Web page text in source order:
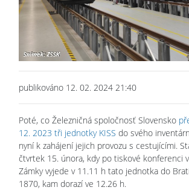
publikováno 12. 02. 2024 21:40
Poté, co Železničná spoločnosť Slovensko
12. 2023 tři jednotky KISS do svého
nyní k zahájení jejich provozu s cestujícími.
čtvrtek 15. února, kdy po tiskové konferenci
Zámky vyjede v 11.11 h tato jednotka do
1870, kam dorazí ve 12.26 h.